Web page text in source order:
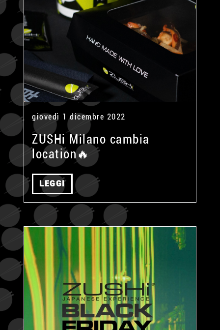
giovedì 1 dicembre 2022
ZUSHi Milano cambia
location🔥
LEGGI